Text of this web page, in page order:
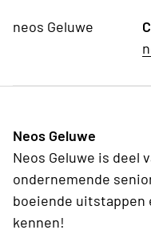
neos Geluwe
Neos Geluwe
Neos Geluwe is deel
ondernemende
boeiende uitstappen
kennen!